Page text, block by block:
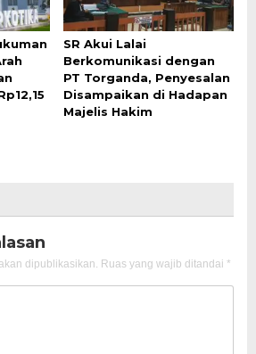
SR Akui Lalai
Berkomunikasi dengan
PT Torganda, Penyesalan
Disampaikan di Hadapan
Majelis Hakim
dipublikasikan. Ruas yang wajib ditandai *